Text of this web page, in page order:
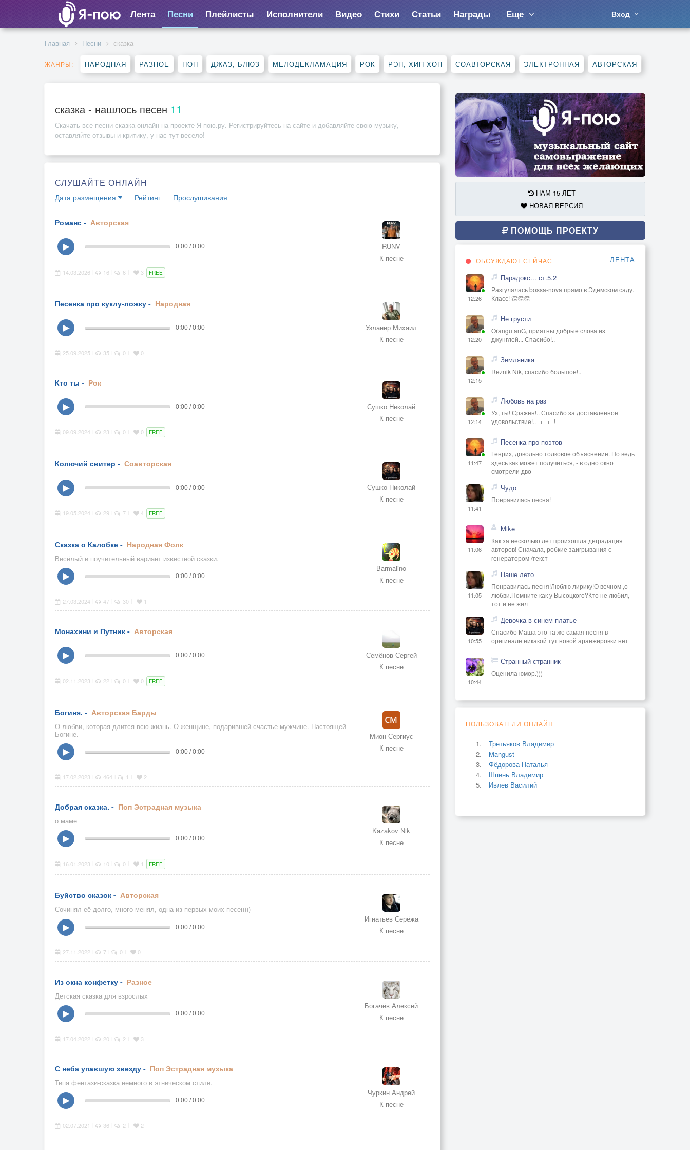
Лента Песни Плейлисты Исполнители Видео Стихи Статьи Награды Еще Вход
Главная Песни сказка
ЖАНРЫ: НАРОДНАЯ РАЗНОЕ ПОП ДЖАЗ, БЛЮЗ МЕЛОДЕКЛАМАЦИЯ РОК РЭП, ХИП-ХОП СОАВТОРСКАЯ ЭЛЕКТРОННАЯ АВТОРСКАЯ
сказка - нашлось песен 11
Скачать все песни сказка онлайн на проекте Я-пою.ру. Регистрируйтесь на сайте и добавляйте свою музыку,
оставляйте отзывы и критику, у нас тут весело!
СЛУШАЙТЕ ОНЛАЙН
Дата размещения Рейтинг Прослушивания
Романс - Авторская
RUNV
К песне
▶ 0:00 / 0:00
14.03.2026 16 6 3 FREE
Песенка про куклу-ложку - Народная
Узланер Михаил
К песне
▶ 0:00 / 0:00
25.09.2025 35 0 0
Кто ты - Рок
Сушко Николай
К песне
▶ 0:00 / 0:00
09.09.2024 23 0 0 FREE
Колючий свитер - Соавторская
Сушко Николай
К песне
▶ 0:00 / 0:00
19.05.2024 29 7 4 FREE
Сказка о Калобке - Народная Фолк
Весёлый и поучительный вариант известной сказки.
Barmalino
К песне
▶ 0:00 / 0:00
27.03.2024 47 30 1
Монахини и Путник - Авторская
Семёнов Сергей
К песне
▶ 0:00 / 0:00
02.11.2023 22 0 0 FREE
Богиня. - Авторская Барды
О любви, которая длится всю жизнь. О женщине, подарившей счастье мужчине. Настоящей
Богине.
Мион Сергиус
К песне
▶ 0:00 / 0:00
17.02.2023 464 1 2
Добрая сказка. - Поп Эстрадная музыка
о маме
Kazakov Nik
К песне
▶ 0:00 / 0:00
16.01.2023 10 0 1 FREE
Буйство сказок - Авторская
Сочинял её долго, много менял, одна из первых моих песен)))
Игнатьев Серёжа
К песне
▶ 0:00 / 0:00
27.11.2022 7 0 0
Из окна конфетку - Разное
Детская сказка для взрослых
Богачёв Алексей
К песне
▶ 0:00 / 0:00
17.04.2022 20 2 3
С неба упавшую звезду - Поп Эстрадная музыка
Типа фентази-сказка немного в этническом стиле.
Чуркин Андрей
К песне
▶ 0:00 / 0:00
02.07.2021 36 2 2
НАМ 15 ЛЕТ
НОВАЯ ВЕРСИЯ
ПОМОЩЬ ПРОЕКТУ
ОБСУЖДАЮТ СЕЙЧАС ЛЕНТА
12:26
Парадокс... ст.5.2
Разгулялась bossa-nova прямо в Эдемском саду.
Класс! 👏👏👏
12:20
Не грусти
OrangutanG, приятны добрые слова из
джунглей... Спасибо!..
12:15
Земляника
Reznik Nik, спасибо большое!..
12:14
Любовь на раз
Ух, ты! Сражён!.. Спасибо за доставленное
удовольствие!..+++++!
11:47
Песенка про поэтов
Генрих, довольно толковое объяснение. Но ведь
здесь как может получиться, - в одно окно
смотрели дво
11:41
Чудо
Понравилась песня!
11:06
Mike
Как за несколько лет произошла деградация
авторов! Сначала, робкие заигрывания с
генератором /текст
11:05
Наше лето
Понравилась песня!Люблю лирику!О вечном ,о
любви.Помните как у Высоцкого?Кто не любил,
тот и не жил
10:55
Девочка в синем платье
Спасибо Маша это та же самая песня в
оригинале никакой тут новой аранжировки нет
10:44
Странный странник
Оценила юмор.)))
ПОЛЬЗОВАТЕЛИ ОНЛАЙН
Третьяков Владимир
Mangust
Фёдорова Наталья
Шпень Владимир
Ивлев Василий